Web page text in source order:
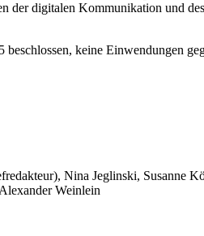
der digitalen Kommunikation und
keine Einwendungen
Nina Jeglinski, Susanne
Weinlein